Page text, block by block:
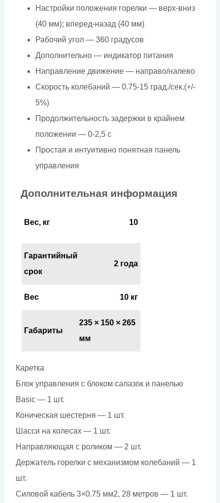
Настройки положения горелки — верх-вниз
(40 мм); вперед-назад (40 мм)
Рабочий угол — 360 градусов
Дополнительно — индикатор питания
Направление движение — направо/налево
Скорость колебаний — 0.75-15 град./сек.(+/-
5%)
Продолжительность задержки в крайнем
положении — 0-2,5 с
Простая и интуитивно понятная панель
управления
Дополнительная информация
Вес, кг 10
Гарантийный
срок
2 года
Вес 10 кг
Габариты
235 × 150 × 265
мм
Каретка
Блок управления с блоком салазок и панелью
Basic — 1 шт.
Коническая шестерня — 1 шт.
Шасси на колесах — 1 шт.
Направляющая с роликом — 2 шт.
Держатель горелки с механизмом колебаний — 1
шт.
Силовой кабель 3×0.75 мм2, 28 метров — 1 шт.